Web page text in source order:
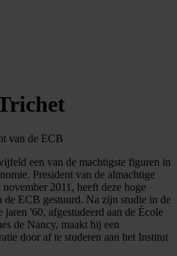
van de ECB
een van de machtigste figuren in
President van de almachtige
2011, heeft deze hoge
de ECB gestuurd. Na zijn studie in de
'60, afgestudeerd aan de École
de Nancy, maakt hij een
door af te studeren aan het Institut